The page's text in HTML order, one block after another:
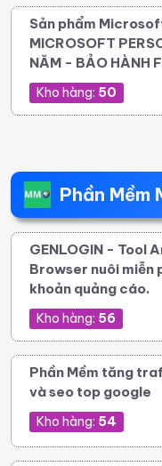
Sản phẩm
MICROSOFT
NĂM - BẢO HÀNH
Kho hàng: 50
Phần Mềm
GENLOGIN - Tool
Browser nuôi miễn
khoản quảng cáo.
Kho hàng: 56
Phần Mềm tăng
và seo top google
Kho hàng: 54